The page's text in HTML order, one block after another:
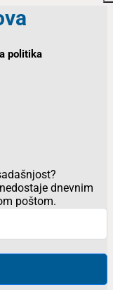
politika
dnevnim
poštom.